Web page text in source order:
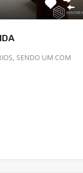
SENDO UM COM